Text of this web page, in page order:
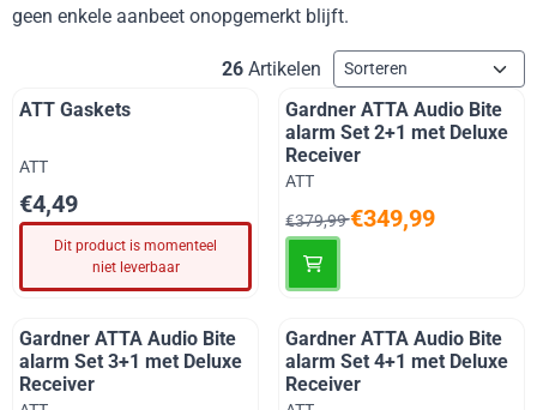
geen enkele aanbeet onopgemerkt blijft.
26 Artikelen Sorteermethode
ATT Gaskets
Merk:
ATT
Prijs: 4,49
€4,49
Dit product is momenteel
niet leverbaar
Gardner ATTA Audio Bite
alarm Set 2+1 met Deluxe
Receiver
Merk:
ATT
Van 379,99 voor 349,99
€379,99€349,99
Gardner ATTA Audio Bite
alarm Set 3+1 met Deluxe
Receiver
Gardner ATTA Audio Bite
alarm Set 4+1 met Deluxe
Receiver